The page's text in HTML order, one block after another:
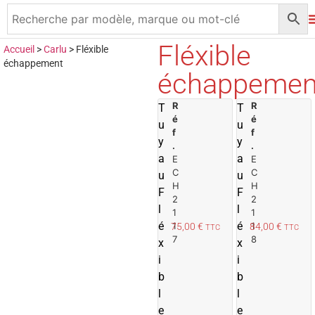
Accueil >Carlu > Fléxible
échappement
Fléxible
T
u
y
a
u
F
l
é
x
i
b
l
e
R
é
f
.
E
C
H
2
1
1
7
75,00 € TTC
A
o
u
p
n
e
T
u
y
a
u
F
l
é
x
i
b
l
e
R
é
f
.
E
C
H
2
1
1
8
84,00 € TTC